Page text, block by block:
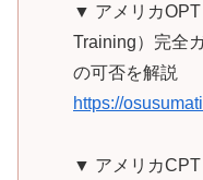
▼ アメリカOPT
Training）完全
の可否を解説
https://
▼ アメリカCPT